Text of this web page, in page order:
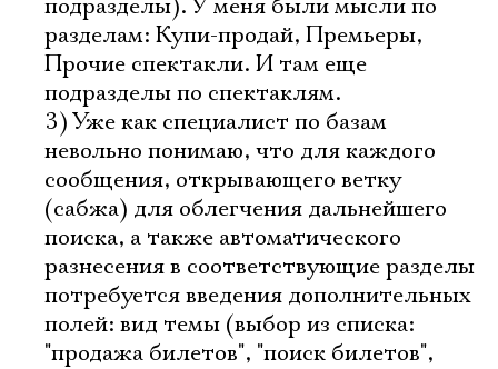
подразделы). У меня были мысли по
разделам: Купи-продай, Премьеры,
Прочие спектакли. И там еще
подразделы по спектаклям.
3) Уже как специалист по базам
невольно понимаю, что для каждого
сообщения, открывающего ветку
(сабжа) для облегчения дальнейшего
поиска, а также автоматического
разнесения в соответствующие разделы
потребуется введения дополнительных
полей: вид темы (выбор из списка:
"продажа билетов", "поиск билетов",